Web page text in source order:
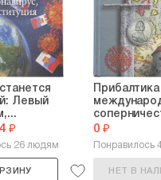
Левый
₽
26 людям
0 ₽
Понравилось
НЕТ В